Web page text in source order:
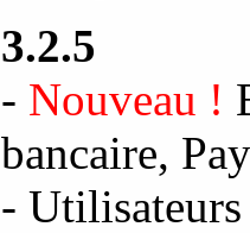
3.2.5
- Nouveau !
bancaire,
-